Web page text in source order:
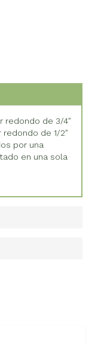
redondo de 3/4″
de 1/2″
por una
en una sola